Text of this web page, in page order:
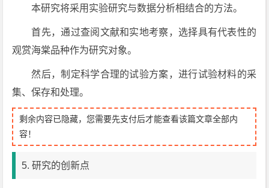
本研究将采用实验研究与数据分析相结合的方法。
首先，通过查阅文献和实地考察，选择具有代表性的
观赏海棠品种作为研究对象。
然后，制定科学合理的试验方案，进行试验材料的采
集、保存和处理。
剩余内容已隐藏，您需要先支付后才能查看该篇文章全部内
容！
5. 研究的创新点